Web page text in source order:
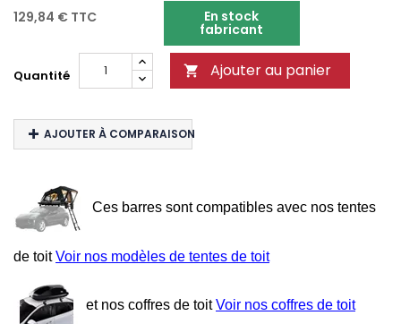
129,84 € TTC En stock
fabricant
Quantité  Ajouter au panier
AJOUTER À COMPARAISON
Ces barres sont compatibles avec nos tentes
de toitVoir nos modèles de tentes de toit
et nos coffres de toitVoir nos coffres de toit